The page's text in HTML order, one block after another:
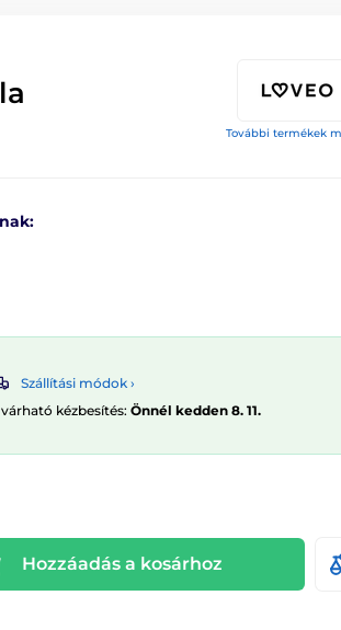
További termékek
Szállítási módok ›
kézbesítés: Önnél kedden 8. 11.
Hozzáadás a kosárhoz